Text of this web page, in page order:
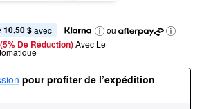
$ avec
ou
De Réduction) Avec Le
pour profiter de l’expédition